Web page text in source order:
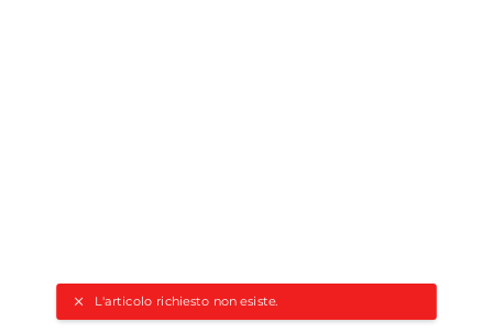
L'articolo richiesto non esiste.